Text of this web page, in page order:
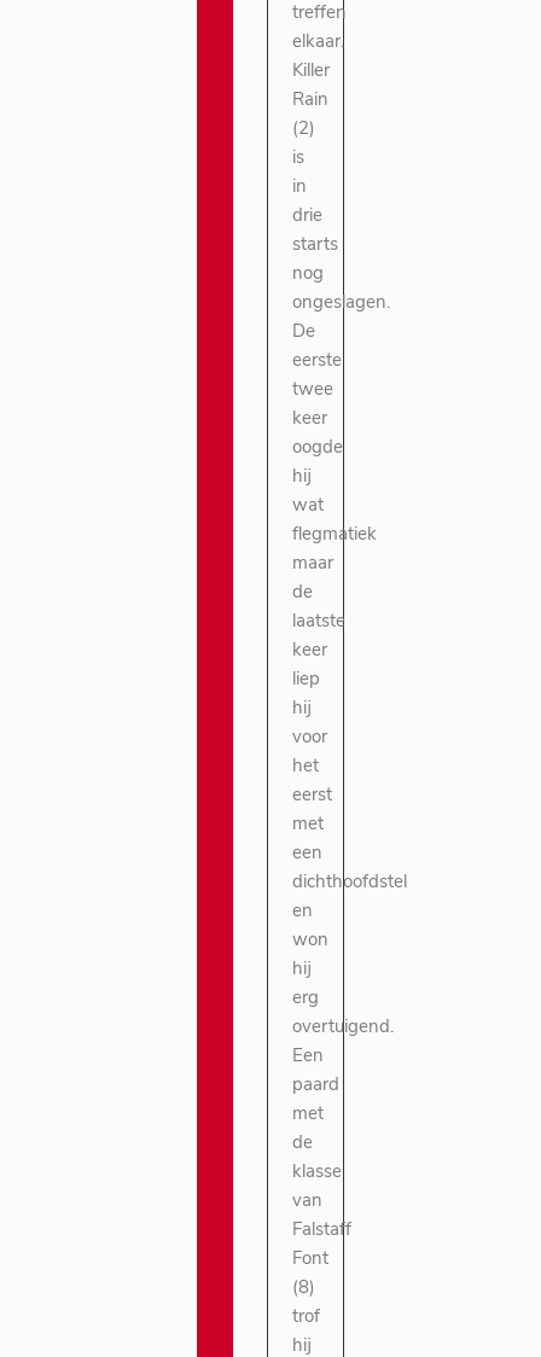
treffen
elkaar.
Killer
Rain
(2)
is
in
drie
starts
nog
ongeslagen.
De
eerste
twee
keer
oogde
hij
wat
flegmatiek
maar
de
laatste
keer
liep
hij
voor
het
eerst
met
een
dichthoofdstel
en
won
hij
erg
overtuigend.
Een
paard
met
de
klasse
van
Falstaff
Font
(8)
trof
hij